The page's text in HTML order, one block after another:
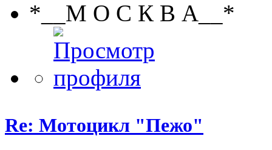
*__М О С К В А__*
Re: Мотоцикл "Пежо"